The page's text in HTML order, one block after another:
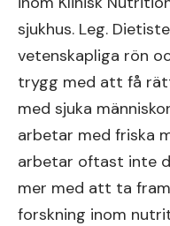
sjukhus. Leg.
vetenskapliga rön
trygg med att få
med sjuka
arbetar med friska
arbetar oftast inte
mer med att ta
forskning inom